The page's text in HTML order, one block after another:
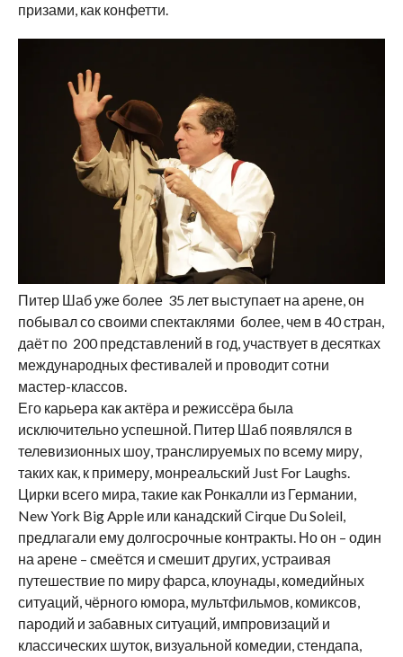
призами, как конфетти.
Питер Шаб уже более 35 лет выступает на арене, он
побывал со своими спектаклями более, чем в 40 стран,
даёт по 200 представлений в год, участвует в десятках
международных фестивалей и проводит сотни
мастер-классов.
Его карьера как актёра и режиссёра была
исключительно успешной. Питер Шаб появлялся в
телевизионных шоу, транслируемых по всему миру,
таких как, к примеру, монреальский Just For Laughs.
Цирки всего мира, такие как Ронкалли из Германии,
New York Big Apple или канадский Cirque Du Soleil,
предлагали ему долгосрочные контракты. Но он – один
на арене – смеётся и смешит других, устраивая
путешествие по миру фарса, клоунады, комедийных
ситуаций, чёрного юмора, мультфильмов, комиксов,
пародий и забавных ситуаций, импровизаций и
классических шуток, визуальной комедии, стендапа,